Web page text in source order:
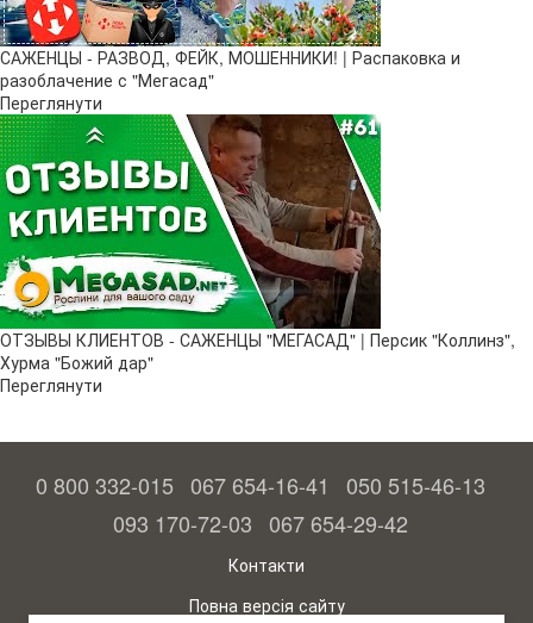
САЖЕНЦЫ - РАЗВОД, ФЕЙК, МОШЕННИКИ! | Распаковка и
разоблачение с "Мегасад"
Переглянути
ОТЗЫВЫ КЛИЕНТОВ - САЖЕНЦЫ "МЕГАСАД" | Персик "Коллинз",
Хурма "Божий дар"
Переглянути
0 800 332-015 067 654-16-41
050 515-46-13
093 170-72-03 067 654-29-42
Контакти
Повна версія сайту